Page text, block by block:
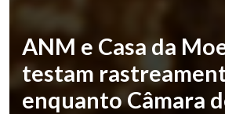
ANM e Casa da
testam
enquanto Câmara